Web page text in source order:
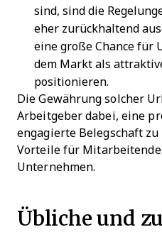
sind, sind die
eher zurückhaltend
eine große Chance für
dem Markt als
positionieren.
Die Gewährung solcher
Arbeitgeber dabei, eine
engagierte Belegschaft
Vorteile für Mitarbeitende
Unternehmen.
Übliche und